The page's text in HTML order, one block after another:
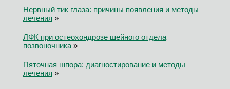
Нервный тик глаза: причины появления и методы
лечения »
ЛФК при остеохондрозе шейного отдела
позвоночника»
Пяточная шпора: диагностирование и методы
лечения »